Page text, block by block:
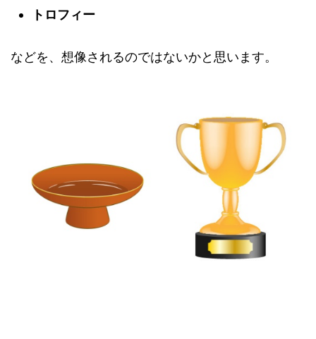
トロフィー
などを、想像されるのではないかと思います。